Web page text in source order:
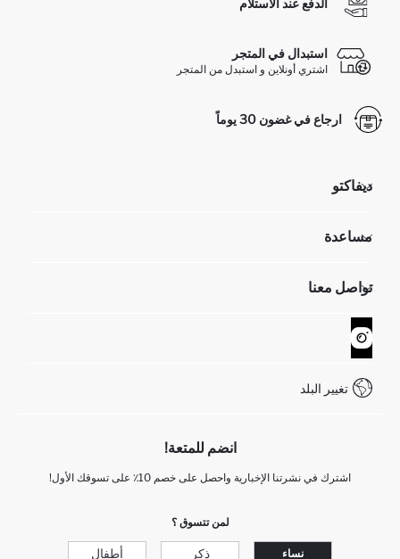
استبدال في المتجر
اشتري أونلاين و استبدل من المتجر
ارجاع في غضون 30 يوماً
ديفاكتو
تعرف علينا
GIFT CLUB
مساعدة
عمليات الارجاع و الاستبدال السهلة
تتبع الشحنة
كيف يمكنك التسوق في ديفاكتو ؟
تواصل معنا
نموذج الاتصال
خدمة العملاء
تغيير البلد
انضم للمتعة!
اشترك في نشرتنا الإخبارية واحصل على خصم 10٪ على تسوقك الأول!
لمن تتسوق ؟
نساء ذكر أطفال